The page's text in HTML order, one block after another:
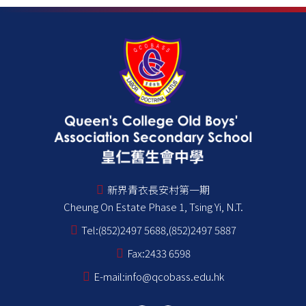
新界青衣長安村第一期
Cheung On Estate Phase 1, Tsing Yi, N.T.
Tel:(852)2497 5688,(852)2497 5887
Fax:2433 6598
E-mail:info@qcobass.edu.hk